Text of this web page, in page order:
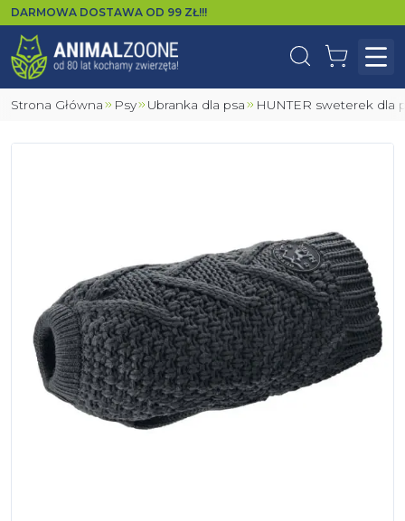
DARMOWA DOSTAWA OD 99 ZŁ!!!
WyszukajKoszyk
Strona Główna Psy Ubranka dla psa HUNTER sweterek